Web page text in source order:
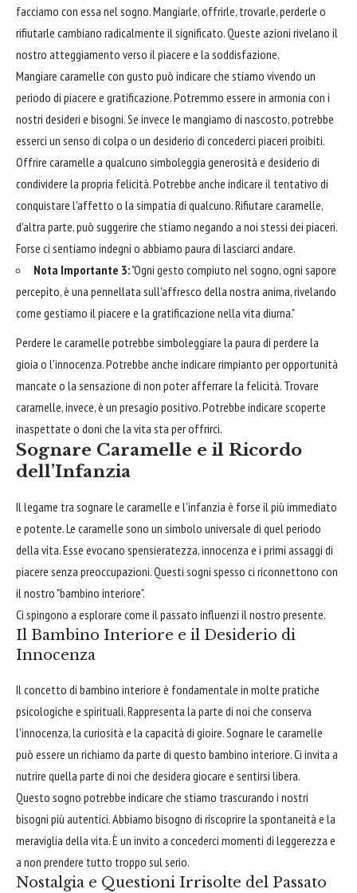
facciamo con essa nel sogno. Mangiarle, offrirle, trovarle, perderle o
rifiutarle cambiano radicalmente il significato. Queste azioni rivelano il
nostro atteggiamento verso il piacere e la soddisfazione.
Mangiare caramelle con gusto può indicare che stiamo vivendo un
periodo di piacere e gratificazione. Potremmo essere in armonia con i
nostri desideri e bisogni. Se invece le mangiamo di nascosto, potrebbe
esserci un senso di colpa o un desiderio di concederci piaceri proibiti.
Offrire caramelle a qualcuno simboleggia generosità e desiderio di
condividere la propria felicità. Potrebbe anche indicare il tentativo di
conquistare l'affetto o la simpatia di qualcuno. Rifiutare caramelle,
d'altra parte, può suggerire che stiamo negando a noi stessi dei piaceri.
Forse ci sentiamo indegni o abbiamo paura di lasciarci andare.
Nota Importante 3:"Ogni gesto compiuto nel sogno, ogni sapore
percepito, è una pennellata sull'affresco della nostra anima, rivelando
come gestiamo il piacere e la gratificazione nella vita diurna."
Perdere le caramelle potrebbe simboleggiare la paura di perdere la
gioia o l'innocenza. Potrebbe anche indicare rimpianto per opportunità
mancate o la sensazione di non poter afferrare la felicità. Trovare
caramelle, invece, è un presagio positivo. Potrebbe indicare scoperte
inaspettate o doni che la vita sta per offrirci.
Sognare Caramelle e il Ricordo
dell’Infanzia
Il legame tra sognare le caramelle e l'infanzia è forse il più immediato
e potente. Le caramelle sono un simbolo universale di quel periodo
della vita. Esse evocano spensieratezza, innocenza e i primi assaggi di
piacere senza preoccupazioni. Questi sogni spesso ci riconnettono con
il nostro "bambino interiore".
Ci spingono a esplorare come il passato influenzi il nostro presente.
Il Bambino Interiore e il Desiderio di
Innocenza
Il concetto di bambino interiore è fondamentale in molte pratiche
psicologiche e spirituali. Rappresenta la parte di noi che conserva
l'innocenza, la curiosità e la capacità di gioire. Sognare le caramelle
può essere un richiamo da parte di questo bambino interiore. Ci invita a
nutrire quella parte di noi che desidera giocare e sentirsi libera.
Questo sogno potrebbe indicare che stiamo trascurando i nostri
bisogni più autentici. Abbiamo bisogno di riscoprire la spontaneità e la
meraviglia della vita. È un invito a concederci momenti di leggerezza e
a non prendere tutto troppo sul serio.
Nostalgia e Questioni Irrisolte del Passato